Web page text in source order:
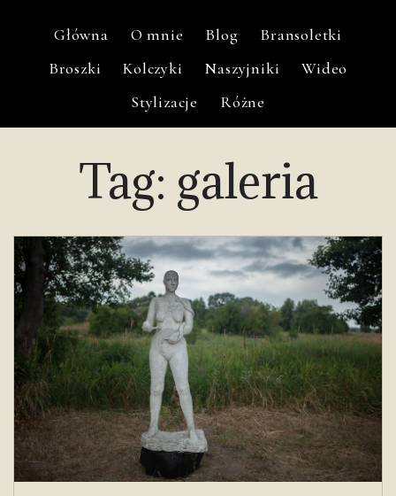
Główna O mnie Blog
Bransoletki
Broszki
Kolczyki Naszyjniki
Wideo
Stylizacje
Różne
Tag: galeria